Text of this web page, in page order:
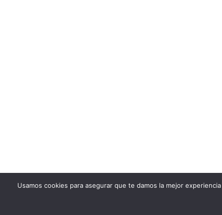
Usamos cookies para asegurar que te damos la mejor